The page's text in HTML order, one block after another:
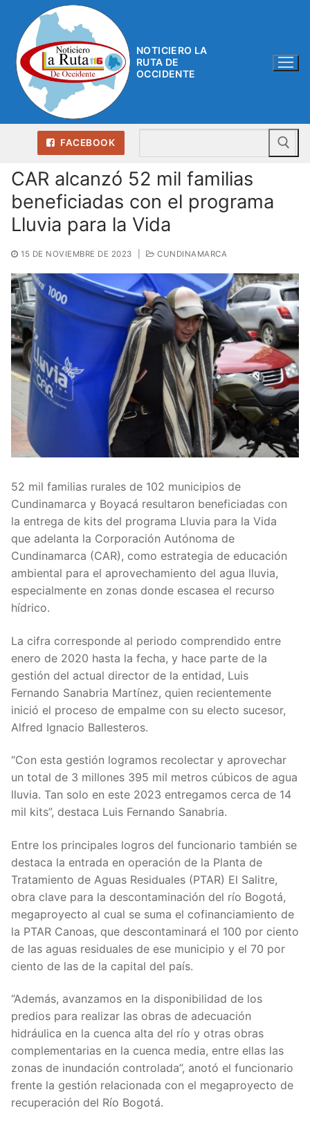
contenido
NOTICIERO LA
RUTA DE
OCCIDENTE
FACEBOOK
CAR alcanzó 52 mil familias
beneficiadas con el programa
Lluvia para la Vida
15 DE NOVIEMBRE DE 2023 CUNDINAMARCA
52 mil familias rurales de 102 municipios de
Cundinamarca y Boyacá resultaron beneficiadas con
la entrega de kits del programa Lluvia para la Vida
que adelanta la Corporación Autónoma de
Cundinamarca (CAR), como estrategia de educación
ambiental para el aprovechamiento del agua lluvia,
especialmente en zonas donde escasea el recurso
hídrico.
La cifra corresponde al periodo comprendido entre
enero de 2020 hasta la fecha, y hace parte de la
gestión del actual director de la entidad, Luis
Fernando Sanabria Martínez, quien recientemente
inició el proceso de empalme con su electo sucesor,
Alfred Ignacio Ballesteros.
“Con esta gestión logramos recolectar y aprovechar
un total de 3 millones 395 mil metros cúbicos de agua
lluvia. Tan solo en este 2023 entregamos cerca de 14
mil kits”, destaca Luis Fernando Sanabria.
Entre los principales logros del funcionario también se
destaca la entrada en operación de la Planta de
Tratamiento de Aguas Residuales (PTAR) El Salitre,
obra clave para la descontaminación del río Bogotá,
megaproyecto al cual se suma el cofinanciamiento de
la PTAR Canoas, que descontaminará el 100 por ciento
de las aguas residuales de ese municipio y el 70 por
ciento de las de la capital del país.
“Además, avanzamos en la disponibilidad de los
predios para realizar las obras de adecuación
hidráulica en la cuenca alta del río y otras obras
complementarias en la cuenca media, entre ellas las
zonas de inundación controlada”, anotó el funcionario
frente la gestión relacionada con el megaproyecto de
recuperación del Río Bogotá.